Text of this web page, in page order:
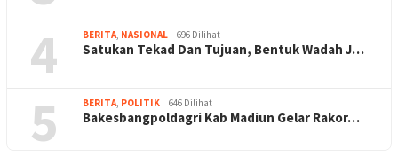
4 BERITA NASIONAL 696 Dilihat
Satukan Tekad Dan Tujuan, Bentuk Wadah J…
5 BERITA POLITIK 646 Dilihat
Bakesbangpoldagri Kab Madiun Gelar Rakor…